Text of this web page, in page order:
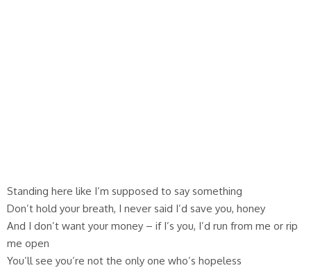
Standing here like I’m supposed to say something
Don’t hold your breath, I never said I’d save you, honey
And I don’t want your money – if I’s you, I’d run from me or rip
me open
You’ll see you’re not the only one who’s hopeless